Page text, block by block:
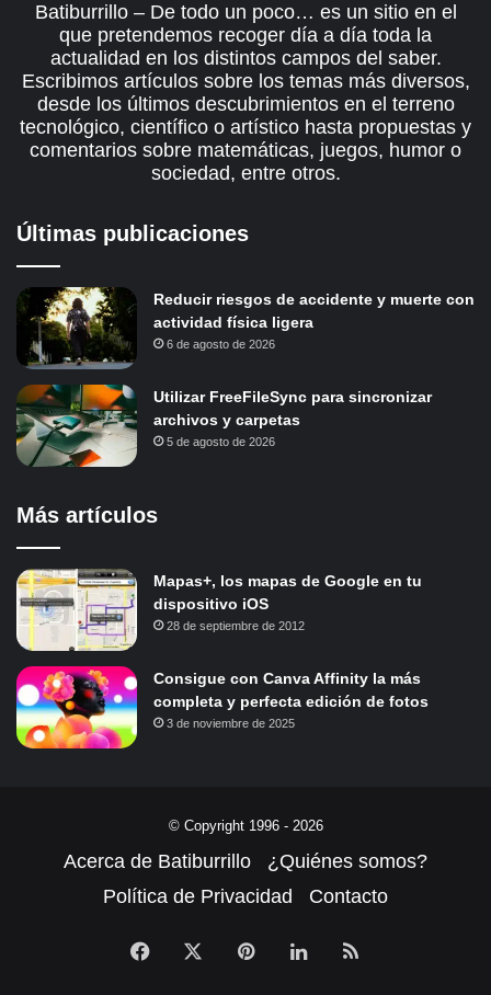
Batiburrillo – De todo un poco… es un sitio en el
que pretendemos recoger día a día toda la
actualidad en los distintos campos del saber.
Escribimos artículos sobre los temas más diversos,
desde los últimos descubrimientos en el terreno
tecnológico, científico o artístico hasta propuestas y
comentarios sobre matemáticas, juegos, humor o
sociedad, entre otros.
Últimas publicaciones
Reducir riesgos de accidente y muerte con
actividad física ligera
6 de agosto de 2026
Utilizar FreeFileSync para sincronizar
archivos y carpetas
5 de agosto de 2026
Más artículos
Mapas+, los mapas de Google en tu
dispositivo iOS
28 de septiembre de 2012
Consigue con Canva Affinity la más
completa y perfecta edición de fotos
3 de noviembre de 2025
© Copyright 1996 - 2026
Acerca de Batiburrillo
¿Quiénes somos?
Política de Privacidad
Contacto
Facebook PinterestLinkedInRSS